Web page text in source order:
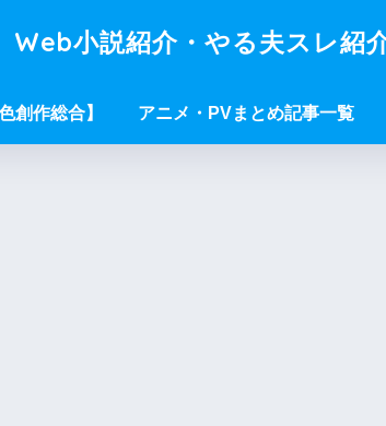
小説紹介・やる夫スレ紹
創作総合】 アニメ・PVまとめ記事一覧